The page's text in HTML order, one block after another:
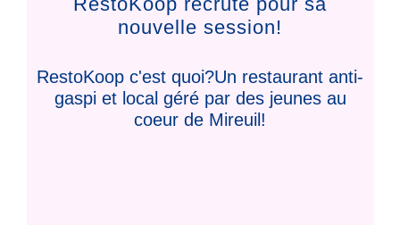
nouvelle session!
RestoKoop c'est quoi?Un restaurant anti-
gaspi et local géré par des jeunes au
coeur de Mireuil!